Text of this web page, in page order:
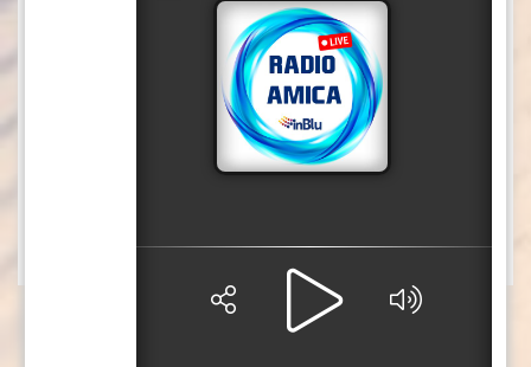
deve stare vicina e anche la battaglia contro la
criminalità organizzata è importante per una
politica di sviluppo economico. Chi viene in
Sicilia oggi non deve avere preoccupazioni che
ci può essere qualcuno che possa essere